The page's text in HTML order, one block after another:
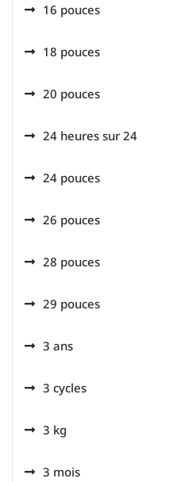
16 pouces
18 pouces
20 pouces
24 heures sur 24
24 pouces
26 pouces
28 pouces
29 pouces
3 ans
3 cycles
3 kg
3 mois